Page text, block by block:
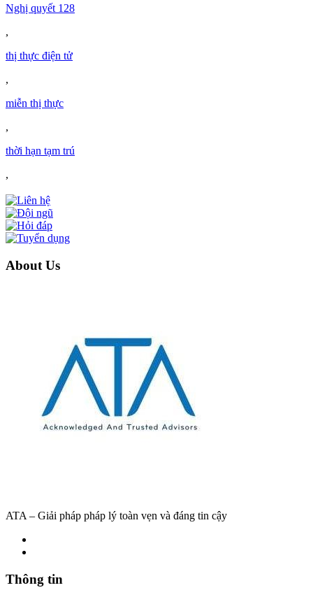
Nghị quyết 128
,
thị thực điện tử
,
miễn thị thực
,
thời hạn tạm trú
,
About Us
ATA – Giải pháp pháp lý toàn vẹn và đáng tin cậy
Thông tin